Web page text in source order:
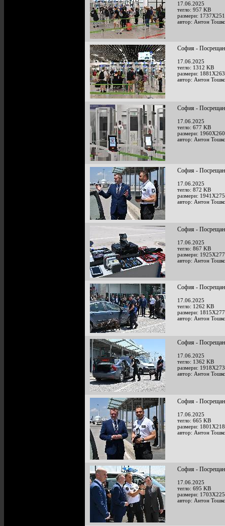
17.06.2025
тегло: 957 KB
размери:
автор: Антон
София -
17.06.2025
тегло: 1312 KB
размери:
автор: Антон
София -
17.06.2025
тегло: 677 KB
размери:
автор: Антон
София -
17.06.2025
тегло: 872 KB
размери:
автор: Антон
София -
17.06.2025
тегло: 867 KB
размери:
автор: Антон
София -
17.06.2025
тегло: 1262 KB
размери:
автор: Антон
София -
17.06.2025
тегло: 1362 KB
размери:
автор: Антон
София -
17.06.2025
тегло: 665 KB
размери:
автор: Антон
София -
17.06.2025
тегло: 695 KB
размери:
автор: Антон